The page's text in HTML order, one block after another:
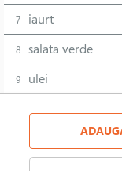
7 iaurt
8 salata verde
9 ulei